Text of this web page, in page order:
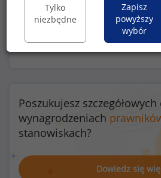
karnety na siłownie i do
Poszukujesz
wynagrodzeniach
stanowiskach?
Dowiedz się
Tylko
niezbędne
Zapisz
powyższy
wybór